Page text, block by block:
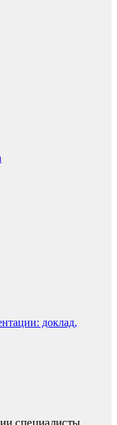
доклад,
специалисты